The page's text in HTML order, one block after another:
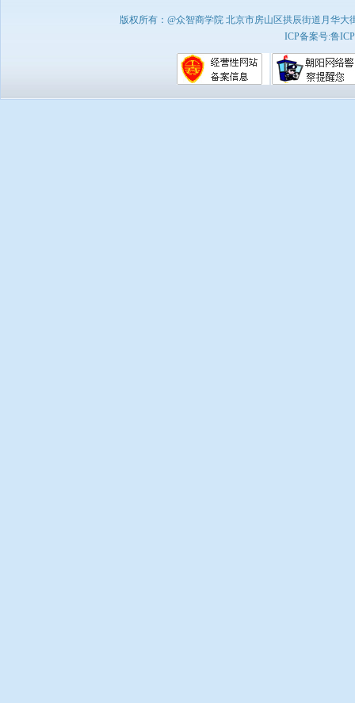
版权所有：@众智商学院 北京市房山区拱辰街道月华
ICP备案号:鲁